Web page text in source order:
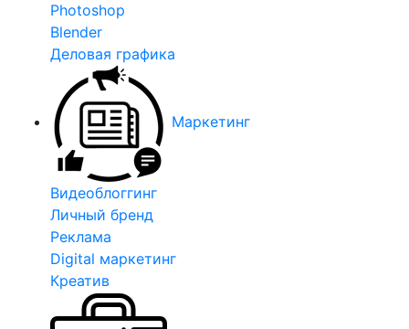
Photoshop
Blender
Деловая графика
Маркетинг
Видеоблоггинг
Личный бренд
Реклама
Digital маркетинг
Креатив